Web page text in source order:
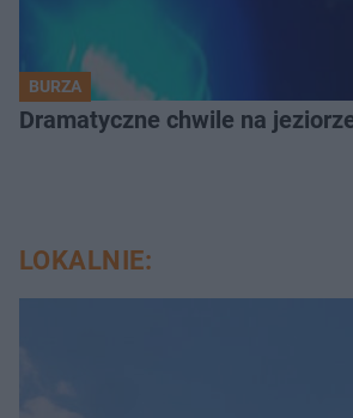
BURZA
Dramatyczne chwile na
LOKALNIE: